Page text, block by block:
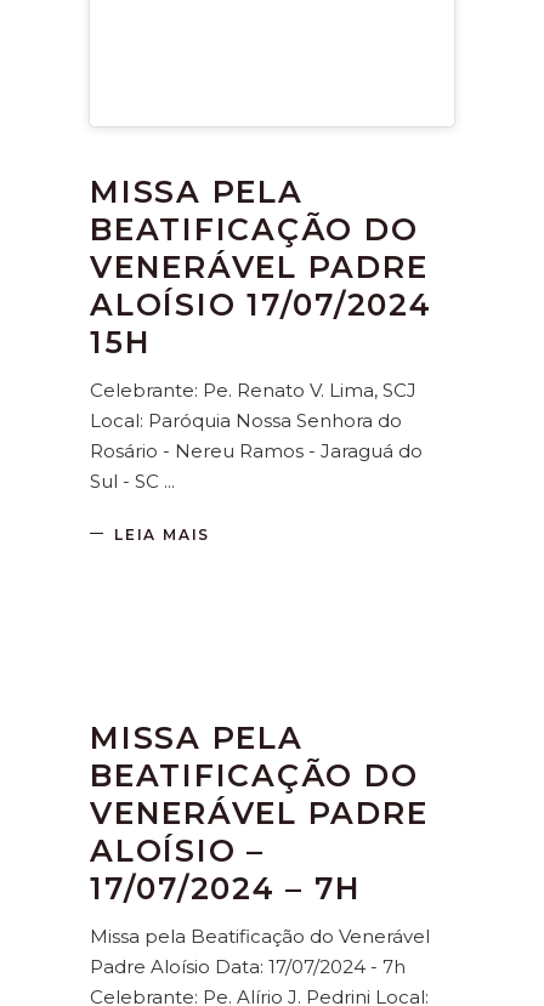
MISSA PELA
BEATIFICAÇÃO DO
VENERÁVEL PADRE
ALOÍSIO 17/07/2024
15H
Celebrante: Pe. Renato V. Lima, SCJ
Local: Paróquia Nossa Senhora do
Rosário - Nereu Ramos - Jaraguá do
Sul - SC
LEIA MAIS
MISSA PELA
BEATIFICAÇÃO DO
VENERÁVEL PADRE
ALOÍSIO –
17/07/2024 – 7H
Missa pela Beatificação do Venerável
Padre Aloísio Data: 17/07/2024 - 7h
Celebrante: Pe. Alírio J. Pedrini Local: